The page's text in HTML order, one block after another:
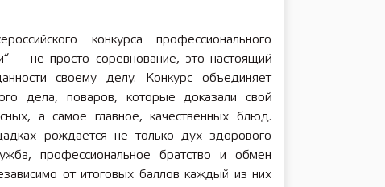
конкурса профессионального
— не просто соревнование, это настоящий
своему делу. Конкурс объединяет
дела, поваров, которые доказали свой
а самое главное, качественных блюд.
рождается не только дух здорового
профессиональное братство и обмен
от итоговых баллов каждый из них